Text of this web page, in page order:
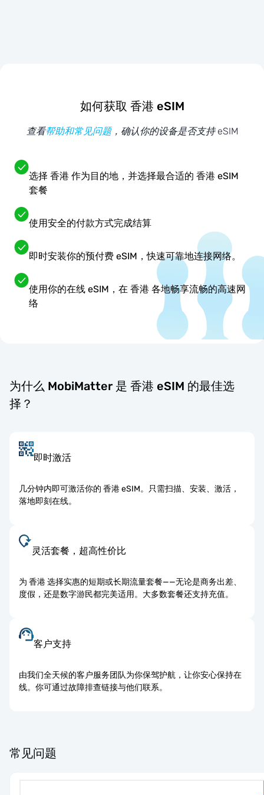
如何获取 香港 eSIM
查看帮助和常见问题，确认你的设备是否支持 eSIM
选择 香港 作为目的地，并选择最合适的 香港 eSIM
套餐
使用安全的付款方式完成结算
即时安装你的预付费 eSIM，快速可靠地连接网络。
使用你的在线 eSIM，在 香港 各地畅享流畅的高速网
络
为什么 MobiMatter 是 香港 eSIM 的最佳选
择？
即时激活
几分钟内即可激活你的 香港 eSIM。只需扫描、安装、激活，
落地即刻在线。
灵活套餐，超高性价比
为 香港 选择实惠的短期或长期流量套餐——无论是商务出差、
度假，还是数字游民都完美适用。大多数套餐还支持充值。
客户支持
由我们全天候的客户服务团队为你保驾护航，让你安心保持在
线。你可通过故障排查链接与他们联系。
常见问题